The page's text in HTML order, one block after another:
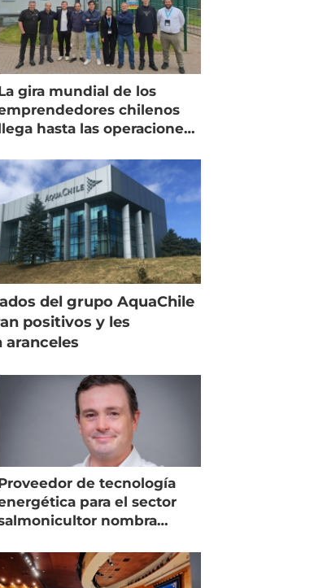
gira mundial de los
chilenos
hasta las operaciones
del grupo AquaChile
positivos y les
aranceles
de tecnología
para el sector
nombra